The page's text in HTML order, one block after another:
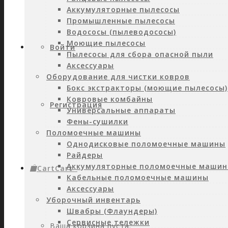
Войти
Регистрация
CartCart0
Ваша корзина пуста.
Аккумуляторные пылесосы
Промышленные пылесосы
Водососы (пылеводососы)
Моющие пылесосы
Пылесосы для сбора опасной пыли
Аксессуары
Оборудование для чистки ковров
Бокс экстракторы (моющие пылесосы)
Ковровые комбайны
Универсальные аппараты
Фены-сушилки
Поломоечные машины
Однодисковые поломоечные машины
Райдеры
Аккумуляторные поломоечные
Кабельные поломоечные машины
Аксессуары
Уборочный инвентарь
Швабры (Флаундеры)
Сервисные тележки